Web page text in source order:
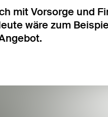
mit Vorsorge und
wäre zum